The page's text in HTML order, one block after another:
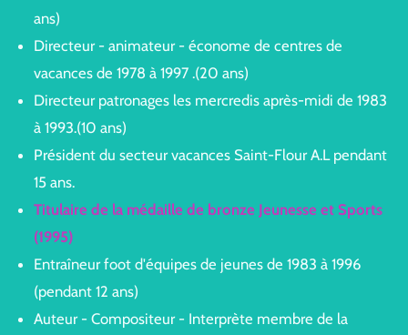
ans)
Directeur - animateur - économe de centres de
vacances de 1978 à 1997 .(20 ans)
Directeur patronages les mercredis après-midi de 1983
à 1993.(10 ans)
Président du secteur vacances Saint-Flour A.L pendant
15 ans.
Titulaire de la médaille de bronze Jeunesse et Sports
(1995)
Entraîneur foot d'équipes de jeunes de 1983 à 1996
(pendant 12 ans)
Auteur - Compositeur - Interprète membre de la